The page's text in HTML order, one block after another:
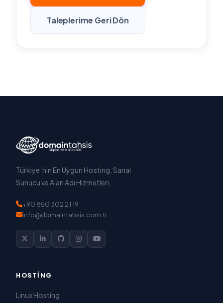
Taleplerime Geri Dön
Türkiye`nin En Uygun Hosting, Sanal
Sunucu ve Alan Adı Hizmetleri.
+90 850 302 21 19
info@domaintahsis.com.tr
HOSTING
Linux Hosting